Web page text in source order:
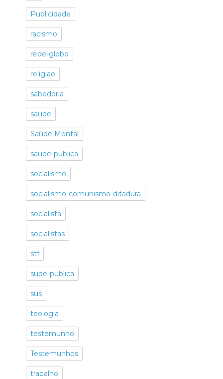
Publicidade
racismo
rede-globo
religiao
sabedoria
saude
Saúde Mental
saude-publica
socialismo
socialismo-comunismo-ditadura
socialista
socialistas
stf
sude-publica
sus
teologia
testemunho
Testemunhos
trabalho